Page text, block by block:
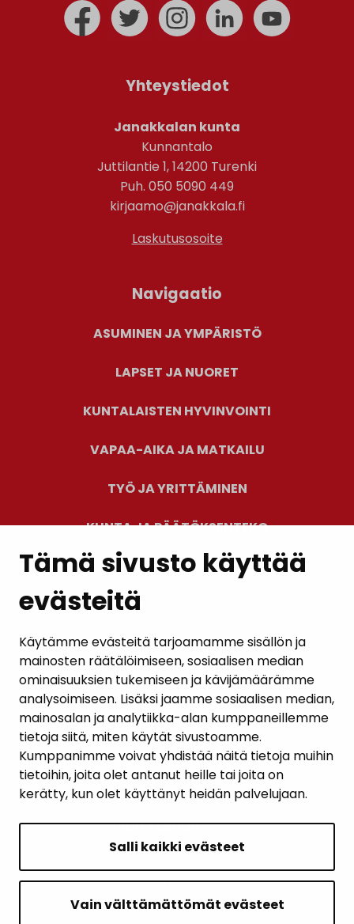
Tämä sivusto käyttää
evästeitä
Käytämme evästeitä tarjoamamme sisällön ja
mainosten räätälöimiseen, sosiaalisen median
ominaisuuksien tukemiseen ja kävijämäärämme
analysoimiseen. Lisäksi jaamme sosiaalisen median,
mainosalan ja analytiikka-alan kumppaneillemme
tietoja siitä, miten käytät sivustoamme.
Kumppanimme voivat yhdistää näitä tietoja muihin
tietoihin, joita olet antanut heille tai joita on
kerätty, kun olet käyttänyt heidän palvelujaan.
Salli kaikki evästeet
Vain välttämättömät evästeet
Yhteystiedot
Janakkalan kunta
Kunnantalo
Juttilantie 1, 14200 Turenki
Puh. 050 5090 449
kirjaamo@janakkala.fi
Laskutusosoite
Navigaatio
ASUMINEN JA YMPÄRISTÖ
LAPSET JA NUORET
KUNTALAISTEN HYVINVOINTI
VAPAA-AIKA JA MATKAILU
TYÖ JA YRITTÄMINEN
KUNTA JA PÄÄTÖKSENTEKO
AJANKOHTAISET
YHTEYSTIEDOT
KARTTAPALVELU
SIVUN ALKUUN
Intranet
Saavutettavuusseloste